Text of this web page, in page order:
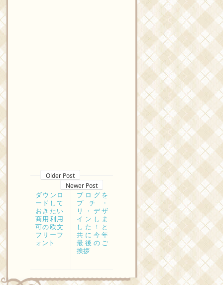
Older Post
Newer Post
ブログを
プチ・
リ・デザ
インしま
した！と
共に今年
最後のご
挨拶
ダウンロ
ードして
おきたい
商用利用
可の欧文
フリーフ
ォント